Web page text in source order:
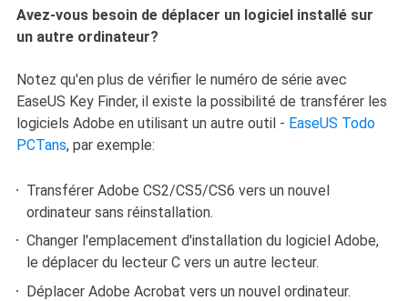
Avez-vous besoin de déplacer un logiciel installé sur
un autre ordinateur?
Notez qu'en plus de vérifier le numéro de série avec
EaseUS Key Finder, il existe la possibilité de transférer les
logiciels Adobe en utilisant un autre outil - EaseUS Todo
PCTans, par exemple:
Transférer Adobe CS2/CS5/CS6 vers un nouvel
ordinateur sans réinstallation.
Changer l'emplacement d'installation du logiciel Adobe,
le déplacer du lecteur C vers un autre lecteur.
Déplacer Adobe Acrobat vers un nouvel ordinateur.